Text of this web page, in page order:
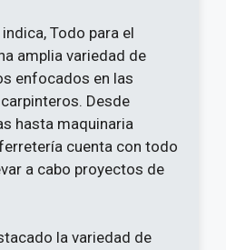
Todo para el
amplia variedad de
enfocados en las
Desde
hasta maquinaria
cuenta con todo
a cabo proyectos de
la variedad de